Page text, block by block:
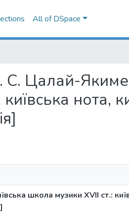
All of DSpace
С. Цалай-
київська
школа музики ХVII ст.: